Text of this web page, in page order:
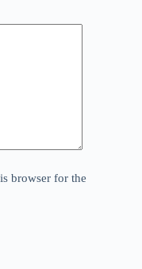
browser for the